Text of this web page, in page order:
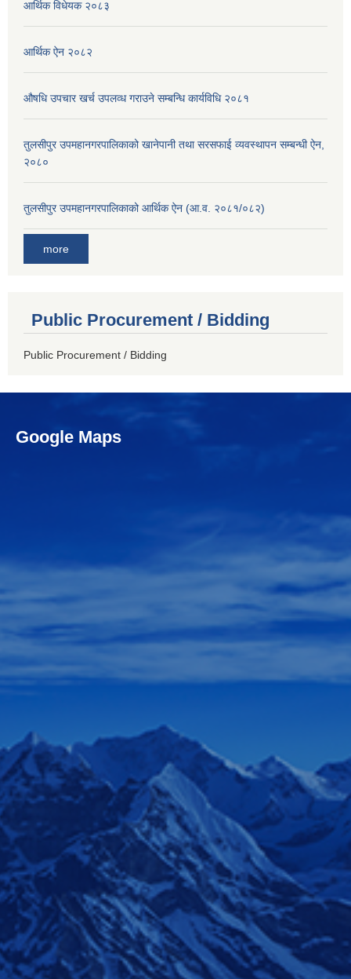
आर्थिक विधेयक २०८३
आर्थिक ऐन २०८२
औषधि उपचार खर्च उपलव्ध गराउने सम्बन्धि कार्यविधि २०८१
तुलसीपुर उपमहानगरपालिकाको खानेपानी तथा सरसफाई व्यवस्थापन सम्बन्धी ऐन,
२०८०
तुलसीपुर उपमहानगरपालिकाको आर्थिक ऐन (आ.व. २०८१/०८२)
more
Public Procurement / Bidding
Public Procurement / Bidding
Google Maps